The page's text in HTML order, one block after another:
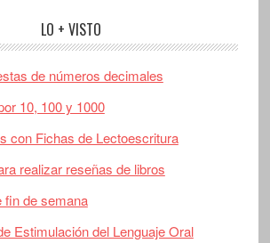
LO + VISTO
de números decimales
10, 100 y 1000
con Fichas de Lectoescritura
realizar reseñas de libros
fin de semana
Estimulación del Lenguaje Oral